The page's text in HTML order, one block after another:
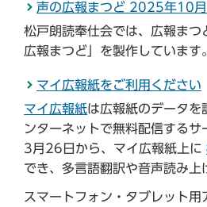
声の広報まつど 2025年10
松戸朗読奉仕会では、広報まつ
広報まつど」を製作しています。
マイ広報紙をご利用ください
マイ広報紙は広報紙のデータを
ンターネットで無料配信する
3月26日から、マイ広報紙上に
でき、多言語翻訳や音声読み上
スマートフォン・タブレット用